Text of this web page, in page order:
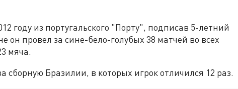
году из португальского "Порту", подписав 5-летний
он провел за сине-бело-голубых 38 матчей во всех
мяча.
сборную Бразилии, в которых игрок отличился 12 раз.